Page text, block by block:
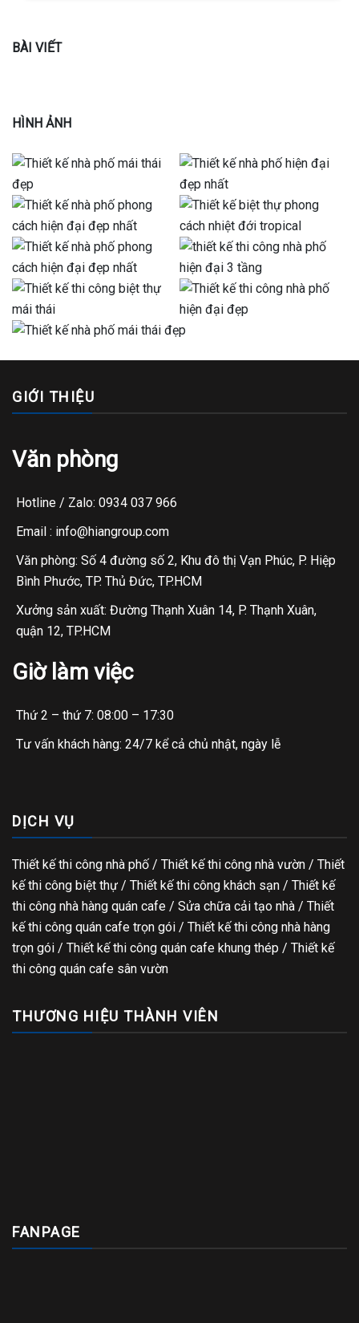
BÀI VIẾT
HÌNH ẢNH
GIỚI THIỆU
Văn phòng
Hotline / Zalo: 0934 037 966
Email : info@hiangroup.com
Văn phòng: Số 4 đường số 2, Khu đô thị Vạn Phúc, P. Hiệp
Bình Phước, TP. Thủ Đức, TP.HCM
Xưởng sản xuất: Đường Thạnh Xuân 14, P. Thạnh Xuân,
quận 12, TP.HCM
Giờ làm việc
Thứ 2 – thứ 7: 08:00 – 17:30
Tư vấn khách hàng: 24/7 kể cả chủ nhật, ngày lễ
DỊCH VỤ
Thiết kế thi công nhà phố / Thiết kế thi công nhà vườn / Thiết
kế thi công biệt thự / Thiết kế thi công khách sạn / Thiết kế
thi công nhà hàng quán cafe / Sửa chữa cải tạo nhà / Thiết
kế thi công quán cafe trọn gói / Thiết kế thi công nhà hàng
trọn gói / Thiết kế thi công quán cafe khung thép / Thiết kế
thi công quán cafe sân vườn
THƯƠNG HIỆU THÀNH VIÊN
FANPAGE